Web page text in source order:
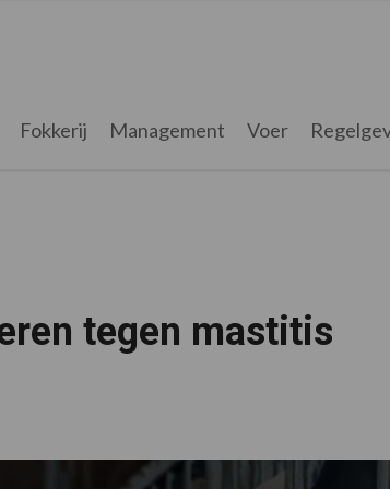
Fokkerij Management Voer
tegen mastitis